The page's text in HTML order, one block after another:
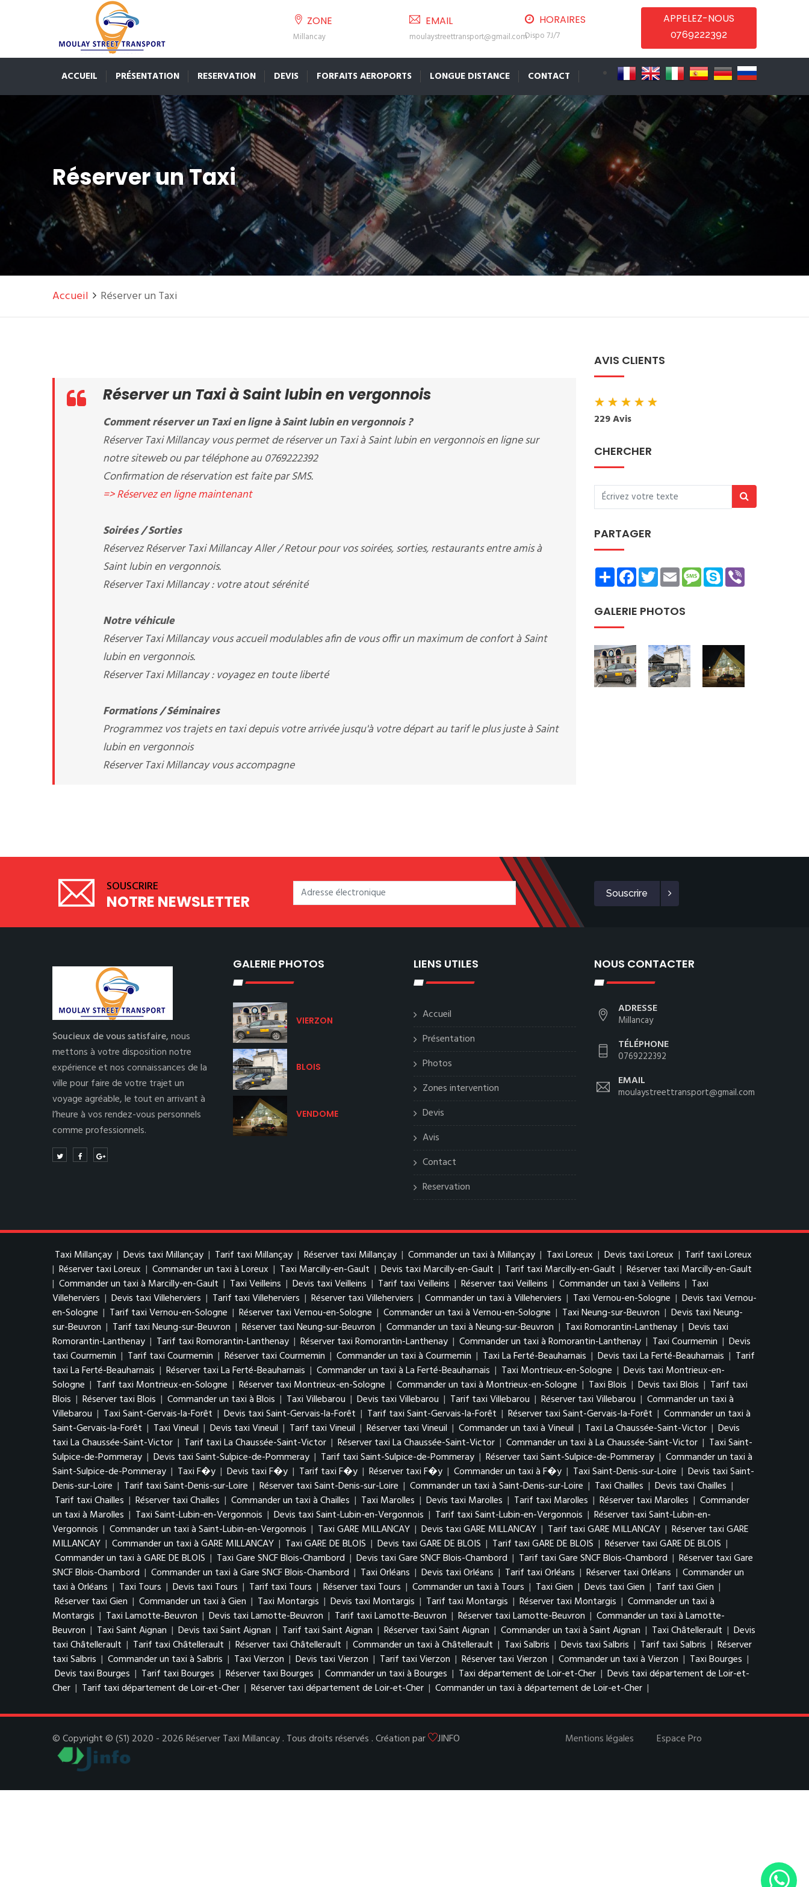
ZONE
Millancay
EMAIL
moulaystreettransport@gmail.com
HORAIRES
Dispo 7J/7
APPELEZ-NOUS
0769222392
ACCUEIL PRÉSENTATION RESERVATION DEVIS FORFAITS AEROPORTS LONGUE DISTANCE CONTACT
Réserver un Taxi
Accueil Réserver un Taxi
Réserver un Taxi à Saint lubin en vergonnois
Comment réserver un Taxi en ligne à Saint lubin en vergonnois ?
Réserver Taxi Millancay vous permet de réserver un Taxi à Saint lubin en vergonnois en ligne sur
notre siteweb ou par téléphone au 0769222392
Confirmation de réservation est faite par SMS.
=> Réservez en ligne maintenant
Soirées / Sorties
Réservez Réserver Taxi Millancay Aller / Retour pour vos soirées, sorties, restaurants entre amis à
Saint lubin en vergonnois.
Réserver Taxi Millancay : votre atout sérénité
Notre véhicule
Réserver Taxi Millancay vous accueil modulables afin de vous offir un maximum de confort à Saint
lubin en vergonnois.
Réserver Taxi Millancay : voyagez en toute liberté
Formations / Séminaires
Programmez vos trajets en taxi depuis votre arrivée jusqu'à votre départ au tarif le plus juste à Saint
lubin en vergonnois
Réserver Taxi Millancay vous accompagne
AVIS CLIENTS
★★★★★
229 Avis
CHERCHER
PARTAGER
ShareFacebookTwitterEmailMessage
Skype
GALERIE PHOTOS
SOUSCRIRE
NOTRE NEWSLETTER Souscrire
Soucieux de vous satisfaire,nous
mettons à votre disposition notre
expérience et nos connaissances de la
ville pour faire de votre trajet un
voyage agréable, le tout en arrivant à
l’heure à vos rendez-vous personnels
comme professionnels.
GALERIE PHOTOS
VIERZON
BLOIS
VENDOME
LIENS UTILES
Accueil
Présentation
Photos
Zones intervention
Devis
Avis
Contact
Reservation
NOUS CONTACTER
ADRESSE
Millancay
TÉLÉPHONE
0769222392
EMAIL
moulaystreettransport@gmail.com
Taxi Millançay | Devis taxi Millançay | Tarif taxi Millançay | Réserver taxi Millançay | Commander un taxi à Millançay | Taxi Loreux | Devis taxi Loreux | Tarif taxi Loreux
| Réserver taxi Loreux | Commander un taxi à Loreux | Taxi Marcilly-en-Gault | Devis taxi Marcilly-en-Gault | Tarif taxi Marcilly-en-Gault | Réserver taxi Marcilly-en-Gault
| Commander un taxi à Marcilly-en-Gault | Taxi Veilleins | Devis taxi Veilleins | Tarif taxi Veilleins | Réserver taxi Veilleins | Commander un taxi à Veilleins | Taxi
Villeherviers | Devis taxi Villeherviers | Tarif taxi Villeherviers | Réserver taxi Villeherviers | Commander un taxi à Villeherviers | Taxi Vernou-en-Sologne | Devis taxi Vernou-
en-Sologne | Tarif taxi Vernou-en-Sologne | Réserver taxi Vernou-en-Sologne | Commander un taxi à Vernou-en-Sologne | Taxi Neung-sur-Beuvron | Devis taxi Neung-
sur-Beuvron | Tarif taxi Neung-sur-Beuvron | Réserver taxi Neung-sur-Beuvron | Commander un taxi à Neung-sur-Beuvron | Taxi Romorantin-Lanthenay | Devis taxi
Romorantin-Lanthenay | Tarif taxi Romorantin-Lanthenay | Réserver taxi Romorantin-Lanthenay | Commander un taxi à Romorantin-Lanthenay | Taxi Courmemin | Devis
taxi Courmemin | Tarif taxi Courmemin | Réserver taxi Courmemin | Commander un taxi à Courmemin | Taxi La Ferté-Beauharnais | Devis taxi La Ferté-Beauharnais | Tarif
taxi La Ferté-Beauharnais | Réserver taxi La Ferté-Beauharnais | Commander un taxi à La Ferté-Beauharnais | Taxi Montrieux-en-Sologne | Devis taxi Montrieux-en-
Sologne | Tarif taxi Montrieux-en-Sologne | Réserver taxi Montrieux-en-Sologne | Commander un taxi à Montrieux-en-Sologne | Taxi Blois | Devis taxi Blois | Tarif taxi
Blois | Réserver taxi Blois | Commander un taxi à Blois | Taxi Villebarou | Devis taxi Villebarou | Tarif taxi Villebarou | Réserver taxi Villebarou | Commander un taxi à
Villebarou | Taxi Saint-Gervais-la-Forêt | Devis taxi Saint-Gervais-la-Forêt | Tarif taxi Saint-Gervais-la-Forêt | Réserver taxi Saint-Gervais-la-Forêt | Commander un taxi à
Saint-Gervais-la-Forêt | Taxi Vineuil | Devis taxi Vineuil | Tarif taxi Vineuil | Réserver taxi Vineuil | Commander un taxi à Vineuil | Taxi La Chaussée-Saint-Victor | Devis
taxi La Chaussée-Saint-Victor | Tarif taxi La Chaussée-Saint-Victor | Réserver taxi La Chaussée-Saint-Victor | Commander un taxi à La Chaussée-Saint-Victor | Taxi Saint-
Sulpice-de-Pommeray | Devis taxi Saint-Sulpice-de-Pommeray | Tarif taxi Saint-Sulpice-de-Pommeray | Réserver taxi Saint-Sulpice-de-Pommeray | Commander un taxi à
Saint-Sulpice-de-Pommeray | Taxi F�y | Devis taxi F�y | Tarif taxi F�y | Réserver taxi F�y | Commander un taxi à F�y | Taxi Saint-Denis-sur-Loire | Devis taxi Saint-
Denis-sur-Loire | Tarif taxi Saint-Denis-sur-Loire | Réserver taxi Saint-Denis-sur-Loire | Commander un taxi à Saint-Denis-sur-Loire | Taxi Chailles | Devis taxi Chailles |
Tarif taxi Chailles | Réserver taxi Chailles | Commander un taxi à Chailles | Taxi Marolles | Devis taxi Marolles | Tarif taxi Marolles | Réserver taxi Marolles | Commander
un taxi à Marolles | Taxi Saint-Lubin-en-Vergonnois | Devis taxi Saint-Lubin-en-Vergonnois | Tarif taxi Saint-Lubin-en-Vergonnois | Réserver taxi Saint-Lubin-en-
Vergonnois | Commander un taxi à Saint-Lubin-en-Vergonnois | Taxi GARE MILLANCAY | Devis taxi GARE MILLANCAY | Tarif taxi GARE MILLANCAY | Réserver taxi GARE
MILLANCAY | Commander un taxi à GARE MILLANCAY | Taxi GARE DE BLOIS | Devis taxi GARE DE BLOIS | Tarif taxi GARE DE BLOIS | Réserver taxi GARE DE BLOIS |
Commander un taxi à GARE DE BLOIS | Taxi Gare SNCF Blois-Chambord | Devis taxi Gare SNCF Blois-Chambord | Tarif taxi Gare SNCF Blois-Chambord | Réserver taxi Gare
SNCF Blois-Chambord | Commander un taxi à Gare SNCF Blois-Chambord | Taxi Orléans | Devis taxi Orléans | Tarif taxi Orléans | Réserver taxi Orléans | Commander un
taxi à Orléans | Taxi Tours | Devis taxi Tours | Tarif taxi Tours | Réserver taxi Tours | Commander un taxi à Tours | Taxi Gien | Devis taxi Gien | Tarif taxi Gien |
Réserver taxi Gien | Commander un taxi à Gien | Taxi Montargis | Devis taxi Montargis | Tarif taxi Montargis | Réserver taxi Montargis | Commander un taxi à
Montargis | Taxi Lamotte-Beuvron | Devis taxi Lamotte-Beuvron | Tarif taxi Lamotte-Beuvron | Réserver taxi Lamotte-Beuvron | Commander un taxi à Lamotte-
Beuvron | Taxi Saint Aignan | Devis taxi Saint Aignan | Tarif taxi Saint Aignan | Réserver taxi Saint Aignan | Commander un taxi à Saint Aignan | Taxi Châtellerault | Devis
taxi Châtellerault | Tarif taxi Châtellerault | Réserver taxi Châtellerault | Commander un taxi à Châtellerault | Taxi Salbris | Devis taxi Salbris | Tarif taxi Salbris | Réserver
taxi Salbris | Commander un taxi à Salbris | Taxi Vierzon | Devis taxi Vierzon | Tarif taxi Vierzon | Réserver taxi Vierzon | Commander un taxi à Vierzon | Taxi Bourges |
Devis taxi Bourges | Tarif taxi Bourges | Réserver taxi Bourges | Commander un taxi à Bourges | Taxi département de Loir-et-Cher | Devis taxi département de Loir-et-
Cher | Tarif taxi département de Loir-et-Cher | Réserver taxi département de Loir-et-Cher | Commander un taxi à département de Loir-et-Cher |
© Copyright © (S1) 2020 - 2026 Réserver Taxi Millancay . Tous droits réservés . Création par JINFO Mentions légales Espace Pro